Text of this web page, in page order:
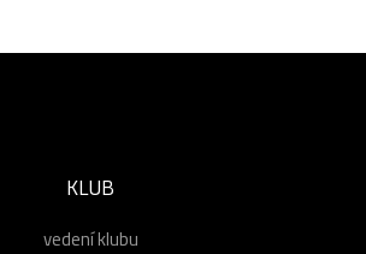
KLUB
vedení klubu